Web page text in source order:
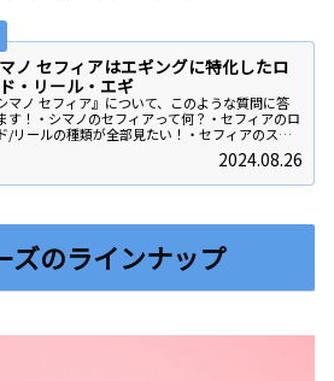
ノ セフィアはエギングに特化したロ
・リール・エギ
マノ セフィア』について、このような質問に答
す！・シマノのセフィアって何？・セフィアのロ
/リールの種類が全部見たい！・セフィアのスペ
クの比較が見てみたい！これらの質問に答えていき
す！結論から申し上げますとシマノ釣り具のエギ
2024.08.26
ズのラインナップ